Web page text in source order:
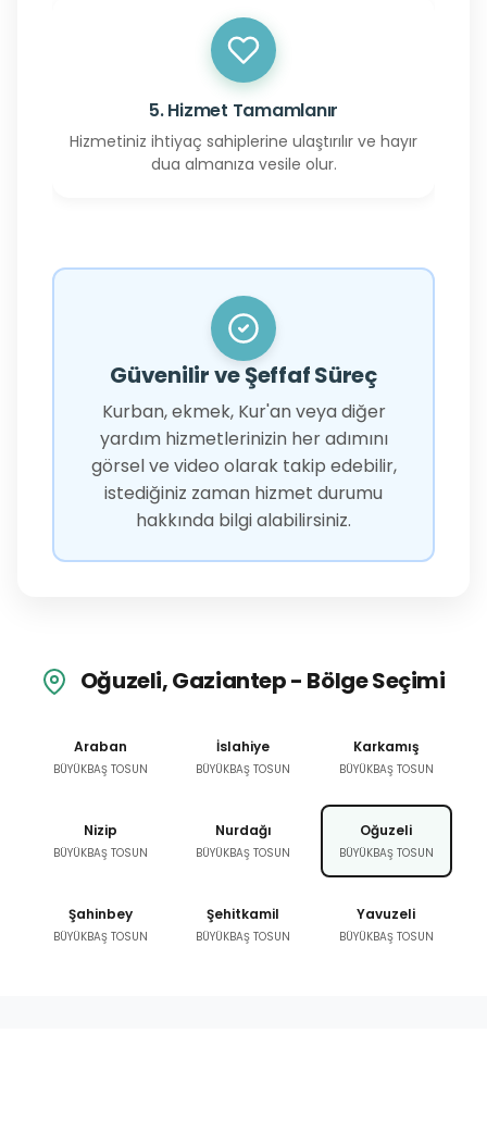
5. Hizmet Tamamlanır
Hizmetiniz ihtiyaç sahiplerine ulaştırılır ve hayır
dua almanıza vesile olur.
Güvenilir ve Şeffaf Süreç
Kurban, ekmek, Kur'an veya diğer
yardım hizmetlerinizin her adımını
görsel ve video olarak takip edebilir,
istediğiniz zaman hizmet durumu
hakkında bilgi alabilirsiniz.
Oğuzeli, Gaziantep - Bölge Seçimi
Araban
BÜYÜKBAŞ TOSUN
İslahiye
BÜYÜKBAŞ TOSUN
Karkamış
BÜYÜKBAŞ TOSUN
Nizip
BÜYÜKBAŞ TOSUN
Nurdağı
BÜYÜKBAŞ TOSUN
Oğuzeli
BÜYÜKBAŞ TOSUN
Şahinbey
BÜYÜKBAŞ TOSUN
Şehitkamil
BÜYÜKBAŞ TOSUN
Yavuzeli
BÜYÜKBAŞ TOSUN